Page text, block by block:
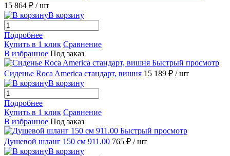
15 864 ₽ / шт
В корзину
Подробнее
Купить в 1 клик Сравнение
В избранное Под заказ
Быстрый просмотр
Сиденье Roca America стандарт, вишня 15 189 ₽ / шт
В корзину
Подробнее
Купить в 1 клик Сравнение
В избранное Под заказ
Быстрый просмотр
Душевой шланг 150 см 911.00 765 ₽ / шт
В корзину